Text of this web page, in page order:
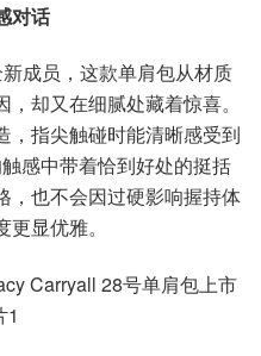
对话
成员，这款单肩包从材质
却又在细腻处藏着惊喜。
，指尖触碰时能清晰感受到
感中带着恰到好处的挺括
，也不会因过硬影响握持体
显优雅。